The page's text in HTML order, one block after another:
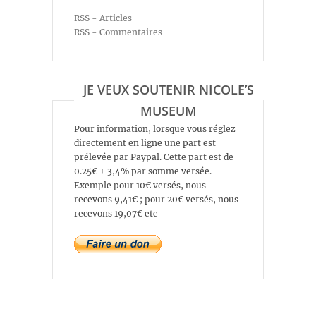
RSS - Articles
RSS - Commentaires
JE VEUX SOUTENIR NICOLE’S
MUSEUM
Pour information, lorsque vous réglez
directement en ligne une part est
prélevée par Paypal. Cette part est de
0.25€ + 3,4% par somme versée.
Exemple pour 10€ versés, nous
recevons 9,41€ ; pour 20€ versés, nous
recevons 19,07€ etc